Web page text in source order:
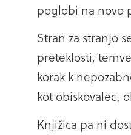
poglobi na novo
Stran za stranjo
preteklosti,
korak k
kot obiskovalec,
Knjižica pa ni